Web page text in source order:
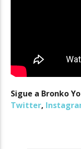
Sigue a Bronko
Twitter,